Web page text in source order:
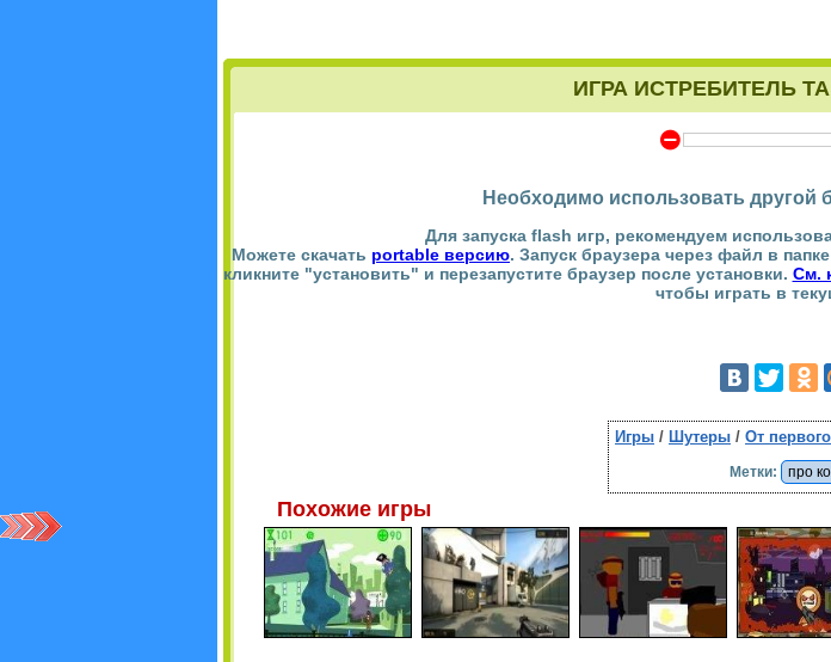
ИГРА ИСТРЕБИТЕЛЬ
Y
Необходимо использовать другой
Для запуска flash игр, рекомендуем
Можете скачать portable версию. Запуск браузера через файл в
кликните "установить" и перезапустите браузер после установки. См.
чтобы играть в
Игры / Шутеры / От
Метки: про
Похожие игры